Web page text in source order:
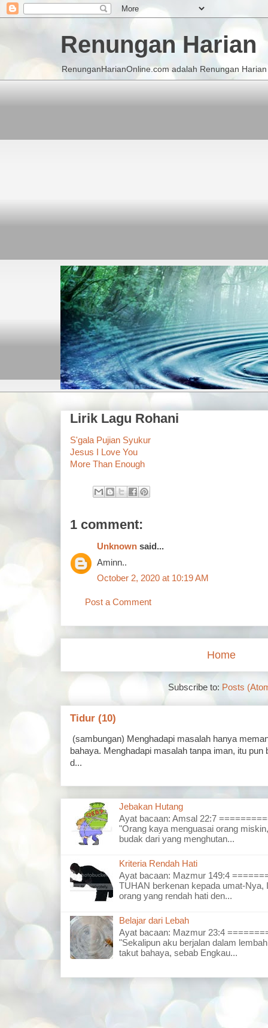
Renungan Harian
RenunganHarianOnline.com adalah Renungan
Lirik Lagu Rohani
S'gala Pujian Syukur
Jesus I Love You
More Than Enough
1 comment:
Unknown said...
Aminn..
October 2, 2020 at 10:19 AM
Post a Comment
Home
Subscribe to: Posts
Tidur (10)
(sambungan) Menghadapi masalah hanya
bahaya. Menghadapi masalah tanpa iman, itu pun
d...
Jebakan Hutang
Ayat bacaan: Amsal 22:7
"Orang kaya menguasai orang
budak dari yang menghutan...
Kriteria Rendah Hati
Ayat bacaan: Mazmur 149:4
TUHAN berkenan kepada umat-Nya,
orang yang rendah hati den...
Belajar dari Lebah
Ayat bacaan: Mazmur 23:4
"Sekalipun aku berjalan dalam
takut bahaya, sebab Engkau...